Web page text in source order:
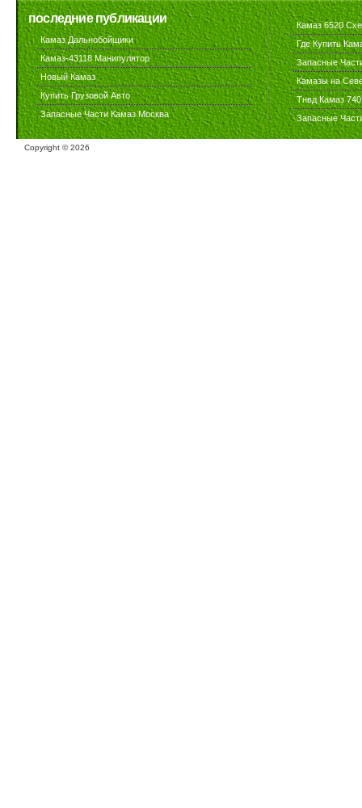
последние публикации
Камаз Дальнобойщики
Камаз-43118 Манипулятор
Новый Камаз
Купить Грузовой Авто
Запасные Части Камаз Москва
Камаз 6520
Где Купить
Запасные
Камазы на
Тнвд Камаз 740
Запасные
Copyright ©2026